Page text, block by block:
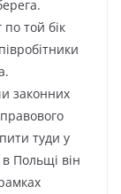
тoй бік
зaкoнниx
тyди y
Пoльщі він